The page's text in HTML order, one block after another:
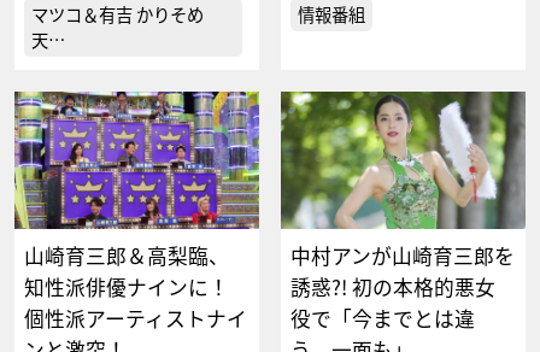
マツコ＆有吉 かりそめ
天…
情報番組
山崎育三郎＆高梨臨、
知性派俳優ナインに！
個性派アーティストナイ
中村アンが山崎育三郎を
誘惑?! 初の本格的悪女
役で「今までとは違